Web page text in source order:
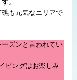
。
も元気なエリアで
ズンと言われてい
ビングはお楽しみ